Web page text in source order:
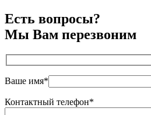
Есть вопросы?
Мы Вам перезвоним
Ваше имя*
Контактный телефон*